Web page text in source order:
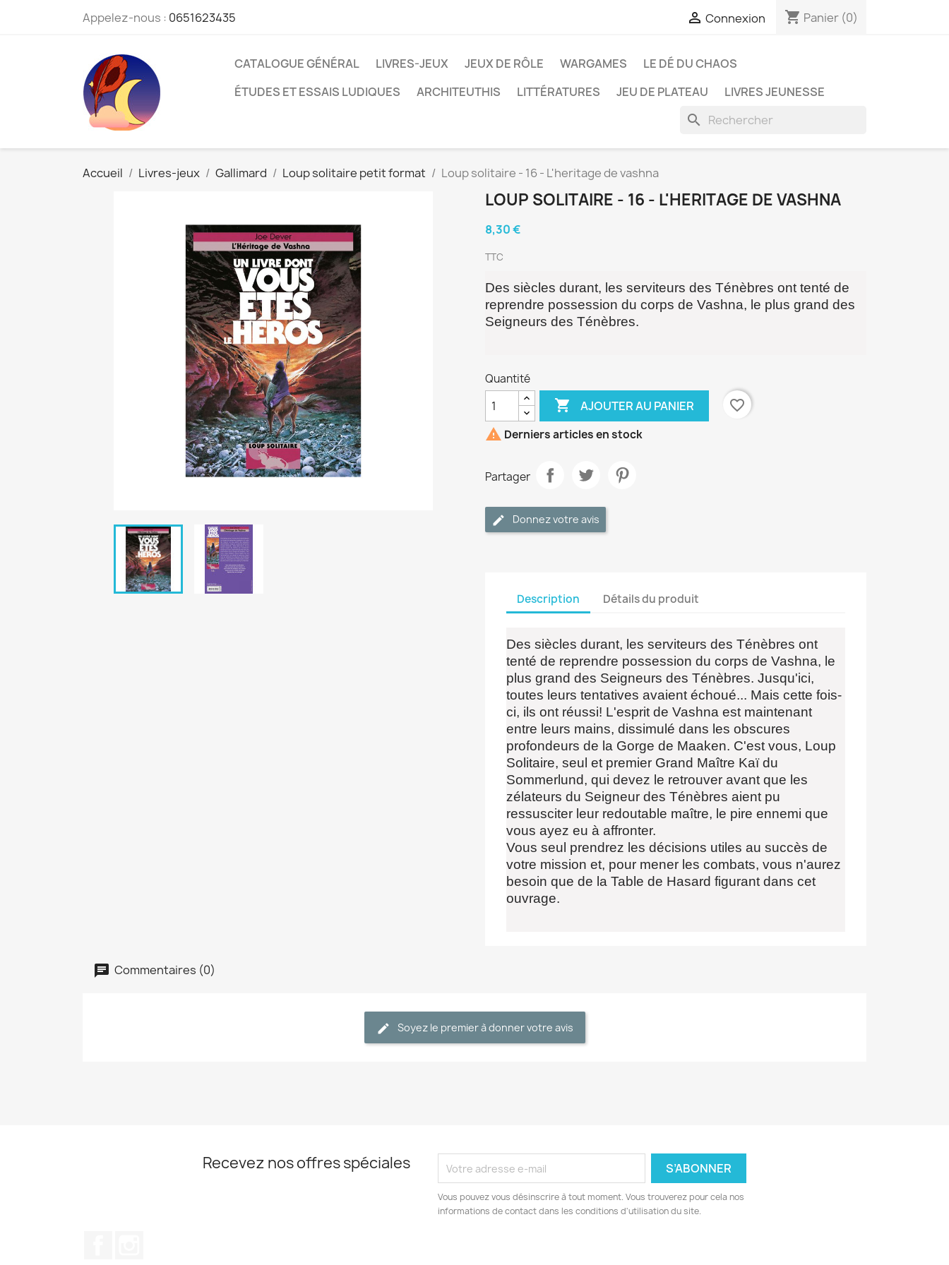
Appelez-nous : 0651623435  Connexion shopping_cart Panier (0)
CATALOGUE GÉNÉRAL LIVRES-JEUX JEUX DE RÔLE WARGAMES
LE DÉ DU CHAOS
ÉTUDES ET ESSAIS LUDIQUES
ARCHITEUTHIS LITTÉRATURES JEU DE PLATEAU LIVRES JEUNESSE
search
Accueil Livres-jeux Gallimard Loup solitaire petit format Loup solitaire - 16 - L'heritage de vashna
LOUP SOLITAIRE - 16 - L'HERITAGE DE VASHNA
8,30 €
TTC
Des siècles durant, les serviteurs des Ténèbres ont tenté de
reprendre possession du corps de Vashna, le plus grand des
Seigneurs des Ténèbres.
Quantité
 AJOUTER AU PANIER
favorite_border
 Derniers articles en stock
Partager
Donnez votre avis
Description Détails du produit
Des siècles durant, les serviteurs des Ténèbres ont
tenté de reprendre possession du corps de Vashna, le
plus grand des Seigneurs des Ténèbres. Jusqu'ici,
toutes leurs tentatives avaient échoué... Mais cette fois-
ci, ils ont réussi! L'esprit de Vashna est maintenant
entre leurs mains, dissimulé dans les obscures
profondeurs de la Gorge de Maaken. C'est vous, Loup
Solitaire, seul et premier Grand Maître Kaï du
Sommerlund, qui devez le retrouver avant que les
zélateurs du Seigneur des Ténèbres aient pu
ressusciter leur redoutable maître, le pire ennemi que
vous ayez eu à affronter.
Vous seul prendrez les décisions utiles au succès de
votre mission et, pour mener les combats, vous n'aurez
besoin que de la Table de Hasard figurant dans cet
ouvrage.
Commentaires (0)
Soyez le premier à donner votre avis
Recevez nos offres spéciales
Vous pouvez vous désinscrire à tout moment. Vous trouverez pour cela nos
informations de contact dans les conditions d'utilisation du site.